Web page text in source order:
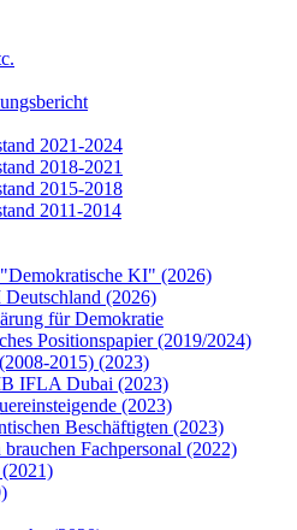
2021-2024
2018-2021
2015-2018
2011-2014
KI" (2026)
(2026)
für Demokratie
Positionspapier (2019/2024)
2015) (2023)
IFLA Dubai (2023)
(2023)
Beschäftigten (2023)
Fachpersonal (2022)